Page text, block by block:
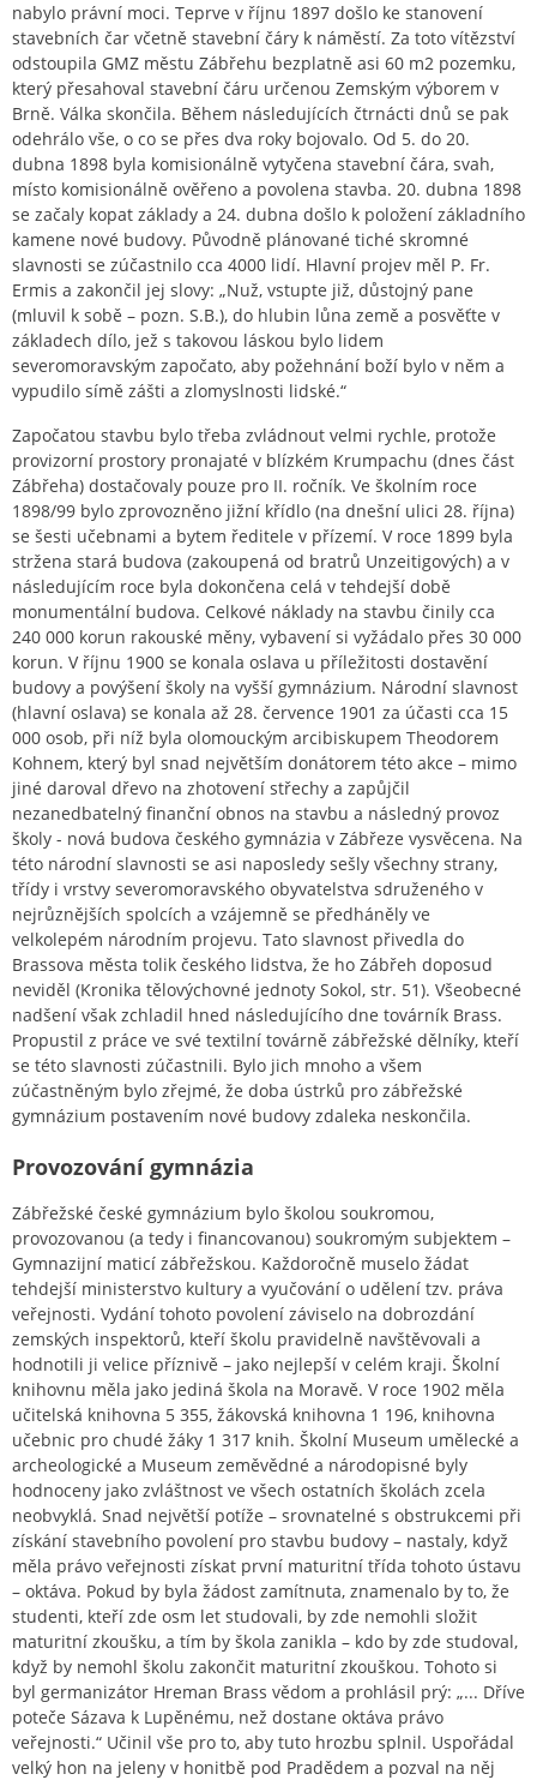
nabylo právní moci. Teprve v říjnu 1897 došlo ke stanovení
stavebních čar včetně stavební čáry k náměstí. Za toto vítězství
odstoupila GMZ městu Zábřehu bezplatně asi 60 m2 pozemku,
který přesahoval stavební čáru určenou Zemským výborem v
Brně. Válka skončila. Během následujících čtrnácti dnů se pak
odehrálo vše, o co se přes dva roky bojovalo. Od 5. do 20.
dubna 1898 byla komisionálně vytyčena stavební čára, svah,
místo komisionálně ověřeno a povolena stavba. 20. dubna 1898
se začaly kopat základy a 24. dubna došlo k položení základního
kamene nové budovy. Původně plánované tiché skromné
slavnosti se zúčastnilo cca 4000 lidí. Hlavní projev měl P. Fr.
Ermis a zakončil jej slovy: „Nuž, vstupte již, důstojný pane
(mluvil k sobě – pozn. S.B.), do hlubin lůna země a posvěťte v
základech dílo, jež s takovou láskou bylo lidem
severomoravským započato, aby požehnání boží bylo v něm a
vypudilo símě zášti a zlomyslnosti lidské.“
Započatou stavbu bylo třeba zvládnout velmi rychle, protože
provizorní prostory pronajaté v blízkém Krumpachu (dnes část
Zábřeha) dostačovaly pouze pro II. ročník. Ve školním roce
1898/99 bylo zprovozněno jižní křídlo (na dnešní ulici 28. října)
se šesti učebnami a bytem ředitele v přízemí. V roce 1899 byla
stržena stará budova (zakoupená od bratrů Unzeitigových) a v
následujícím roce byla dokončena celá v tehdejší době
monumentální budova. Celkové náklady na stavbu činily cca
240 000 korun rakouské měny, vybavení si vyžádalo přes 30 000
korun. V říjnu 1900 se konala oslava u příležitosti dostavění
budovy a povýšení školy na vyšší gymnázium. Národní slavnost
(hlavní oslava) se konala až 28. července 1901 za účasti cca 15
000 osob, při níž byla olomouckým arcibiskupem Theodorem
Kohnem, který byl snad největším donátorem této akce – mimo
jiné daroval dřevo na zhotovení střechy a zapůjčil
nezanedbatelný finanční obnos na stavbu a následný provoz
školy - nová budova českého gymnázia v Zábřeze vysvěcena. Na
této národní slavnosti se asi naposledy sešly všechny strany,
třídy i vrstvy severomoravského obyvatelstva sdruženého v
nejrůznějších spolcích a vzájemně se předháněly ve
velkolepém národním projevu. Tato slavnost přivedla do
Brassova města tolik českého lidstva, že ho Zábřeh doposud
neviděl (Kronika tělovýchovné jednoty Sokol, str. 51). Všeobecné
nadšení však zchladil hned následujícího dne továrník Brass.
Propustil z práce ve své textilní továrně zábřežské dělníky, kteří
se této slavnosti zúčastnili. Bylo jich mnoho a všem
zúčastněným bylo zřejmé, že doba ústrků pro zábřežské
gymnázium postavením nové budovy zdaleka neskončila.
Provozování gymnázia
Zábřežské české gymnázium bylo školou soukromou,
provozovanou (a tedy i financovanou) soukromým subjektem –
Gymnazijní maticí zábřežskou. Každoročně muselo žádat
tehdejší ministerstvo kultury a vyučování o udělení tzv. práva
veřejnosti. Vydání tohoto povolení záviselo na dobrozdání
zemských inspektorů, kteří školu pravidelně navštěvovali a
hodnotili ji velice příznivě – jako nejlepší v celém kraji. Školní
knihovnu měla jako jediná škola na Moravě. V roce 1902 měla
učitelská knihovna 5 355, žákovská knihovna 1 196, knihovna
učebnic pro chudé žáky 1 317 knih. Školní Museum umělecké a
archeologické a Museum zeměvědné a národopisné byly
hodnoceny jako zvláštnost ve všech ostatních školách zcela
neobvyklá. Snad největší potíže – srovnatelné s obstrukcemi při
získání stavebního povolení pro stavbu budovy – nastaly, když
měla právo veřejnosti získat první maturitní třída tohoto ústavu
– oktáva. Pokud by byla žádost zamítnuta, znamenalo by to, že
studenti, kteří zde osm let studovali, by zde nemohli složit
maturitní zkoušku, a tím by škola zanikla – kdo by zde studoval,
když by nemohl školu zakončit maturitní zkouškou. Tohoto si
byl germanizátor Hreman Brass vědom a prohlásil prý: „... Dříve
poteče Sázava k Lupěnému, než dostane oktáva právo
veřejnosti.“ Učinil vše pro to, aby tuto hrozbu splnil. Uspořádal
velký hon na jeleny v honitbě pod Pradědem a pozval na něj